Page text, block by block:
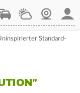
WetterWebcam
Standard-